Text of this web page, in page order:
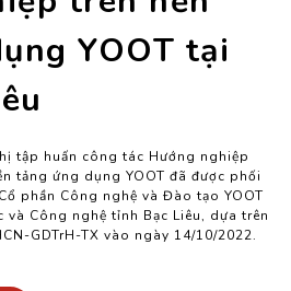
YOOT tại
tập huấn công tác Hướng nghiệp
tảng ứng dụng YOOT đã được phối
phần Công nghệ và Đào tạo YOOT
và Công nghệ tỉnh Bạc Liêu, dựa trên
GDTrH-TX vào ngày 14/10/2022.